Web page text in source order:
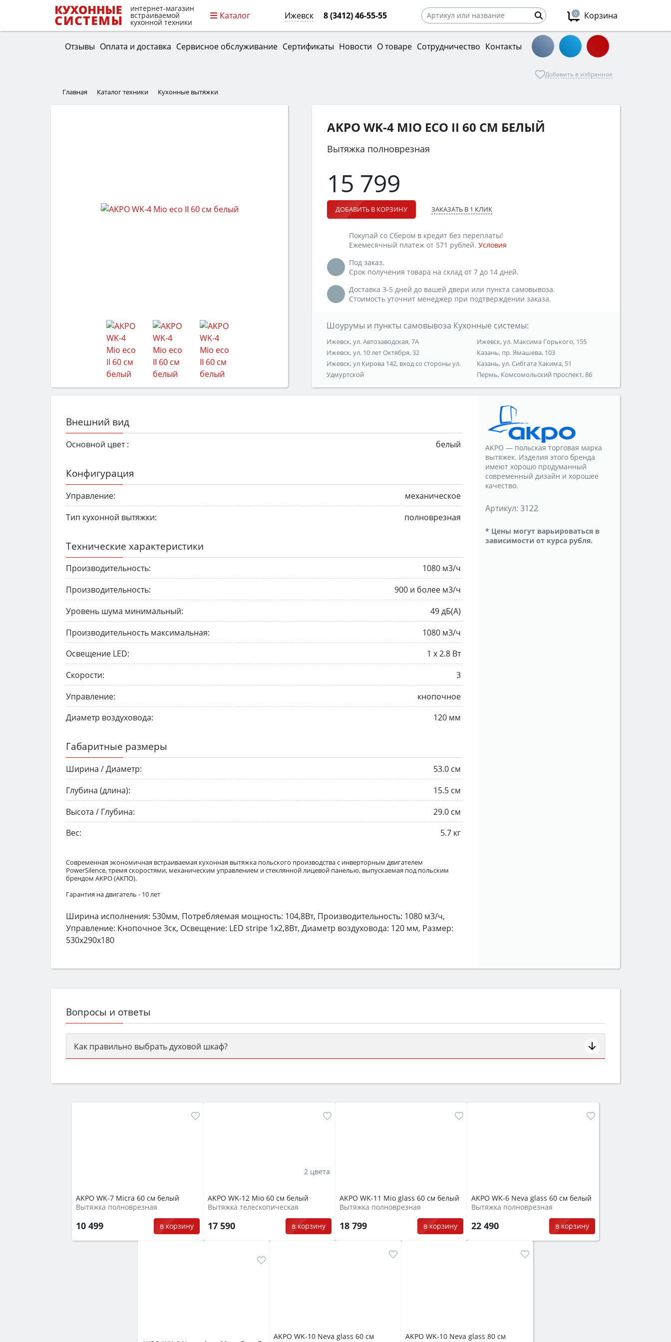
интернет-магазин
встраиваемой
кухонной техники
Каталог Ижевск 8 (3412) 46-55-55 0 Корзина
Отзывы Оплата и доставка Сервисное обслуживание Сертификаты Новости О товаре Сотрудничество Контакты
Добавить в избранное
Главная Каталог техники Кухонные вытяжки
AKPO WK-4 MIO ECO II 60 СМ БЕЛЫЙ
Вытяжка полноврезная
15 799
ДОБАВИТЬ В КОРЗИНУ ЗАКАЗАТЬ В 1 КЛИК
Покупай со Сбером в кредит без переплаты!
Ежемесячный платеж от 571 рублей. Условия
Под заказ.
Срок получения товара на склад от 7 до 14 дней.
Доставка 3-5 дней до вашей двери или пункта самовывоза.
Стоимость уточнит менеджер при подтверждении заказа.
Шоурумы и пункты самовывоза Кухонные системы:
Ижевск, ул. Автозаводская, 7А
Ижевск, ул. 10 лет Октября, 32
Ижевск, ул Кирова 142, вход со стороны ул.
Удмуртской
Ижевск, ул. Максима Горького, 155
Казань, пр. Ямашева, 103
Казань, ул. Сибгата Хакима, 51
Пермь, Комсомольский проспект, 86
Внешний вид
Основной цвет : белый
Конфигурация
Управление:
механическое
Тип кухонной вытяжки:
полноврезная
Технические характеристики
Производительность:
1080 м3/ч
Производительность:
900 и более м3/ч
Уровень шума минимальный:
49 дБ(A)
Производительность максимальная:
1080 м3/ч
Освещение LED:
1 х 2.8 Вт
Скорости:
3
Управление:
кнопочное
Диаметр воздуховода:
120 мм
Габаритные размеры
Ширина / Диаметр:
53.0 см
Глубина (длина):
15.5 см
Высота / Глубина:
29.0 см
Вес:
5.7 кг
Современная экономичная встраиваемая кухонная вытяжка польского производства с инверторным двигателем
PowerSilence, тремя скоростями, механическим управлением и стеклянной лицевой панелью, выпускаемая под польским
брендом AKPO (АКПО).
Гарантия на двигатель - 10 лет
Ширина исполнения: 530мм, Потребляемая мощность: 104,8Вт, Производительность: 1080 м3/ч,
Управление: Кнопочное 3ск, Освещение: LED stripe 1х2,8Вт, Диаметр воздуховода: 120 мм, Размер:
530х290х180
AKPO — польская торговая марка
вытяжек. Изделия этого бренда
имеют хорошо продуманный
современный дизайн и хорошее
качество.
Артикул: 3122
* Цены могут варьироваться в
зависимости от курса рубля.
Вопросы и ответы
Как правильно выбрать духовой шкаф?
семьи, класс энергопотребления не ниже A и нужные функции (конвекция, гриль, самоочистка, защита от детей).
AKPO WK-7 Micra 60 см белый
Вытяжка полноврезная
10 499 в корзину
AKPO WK-12 Mio 60 см белый
Вытяжка телескопическая
17 590 в корзину
2 цвета
AKPO WK-11 Mio glass 60 см белый
Вытяжка полноврезная
18 799 в корзину
AKPO WK-6 Neva glass 60 см белый
Вытяжка полноврезная
22 490 в корзину
AKPO WK-10 Neva glass 60 см
AKPO WK-10 Neva glass 80 см